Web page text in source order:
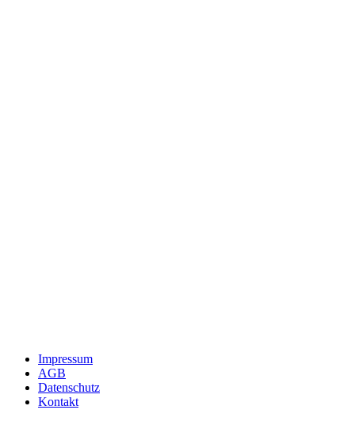
Impressum
AGB
Datenschutz
Kontakt